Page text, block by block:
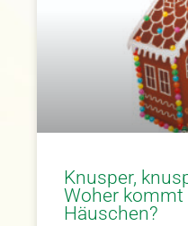
Knusper,
Woher kommt
Häuschen?